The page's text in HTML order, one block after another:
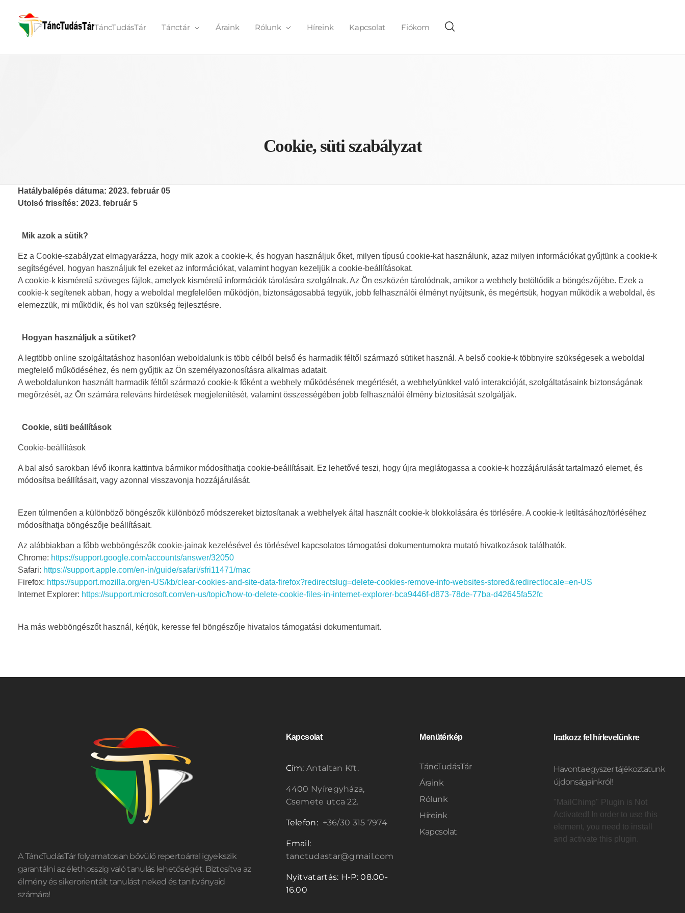
TáncTudásTár Tánctár Áraink Rólunk Híreink Kapcsolat Fiókom
Cookie, süti szabályzat
Hatálybalépés dátuma: 2023. február 05
Utolsó frissítés: 2023. február 5
Mik azok a sütik?
Ez a Cookie-szabályzat elmagyarázza, hogy mik azok a cookie-k, és hogyan használjuk őket, milyen típusú cookie-kat használunk, azaz milyen információkat gyűjtünk a cookie-k
segítségével, hogyan használjuk fel ezeket az információkat, valamint hogyan kezeljük a cookie-beállításokat.
A cookie-k kisméretű szöveges fájlok, amelyek kisméretű információk tárolására szolgálnak. Az Ön eszközén tárolódnak, amikor a webhely betöltődik a böngészőjébe. Ezek a
cookie-k segítenek abban, hogy a weboldal megfelelően működjön, biztonságosabbá tegyük, jobb felhasználói élményt nyújtsunk, és megértsük, hogyan működik a weboldal, és
elemezzük, mi működik, és hol van szükség fejlesztésre.
Hogyan használjuk a sütiket?
A legtöbb online szolgáltatáshoz hasonlóan weboldalunk is több célból belső és harmadik féltől származó sütiket használ. A belső cookie-k többnyire szükségesek a weboldal
megfelelő működéséhez, és nem gyűjtik az Ön személyazonosításra alkalmas adatait.
A weboldalunkon használt harmadik féltől származó cookie-k főként a webhely működésének megértését, a webhelyünkkel való interakcióját, szolgáltatásaink biztonságának
megőrzését, az Ön számára releváns hirdetések megjelenítését, valamint összességében jobb felhasználói élmény biztosítását szolgálják.
Cookie, süti beállítások
Cookie-beállítások
A bal alsó sarokban lévő ikonra kattintva bármikor módosíthatja cookie-beállításait. Ez lehetővé teszi, hogy újra meglátogassa a cookie-k hozzájárulását tartalmazó elemet, és
módosítsa beállításait, vagy azonnal visszavonja hozzájárulását.
Ezen túlmenően a különböző böngészők különböző módszereket biztosítanak a webhelyek által használt cookie-k blokkolására és törlésére. A cookie-k letiltásához/törléséhez
módosíthatja böngészője beállításait.
Az alábbiakban a főbb webböngészők cookie-jainak kezelésével és törlésével kapcsolatos támogatási dokumentumokra mutató hivatkozások találhatók.
Chrome: https://support.google.com/accounts/answer/32050
Safari: https://support.apple.com/en-in/guide/safari/sfri11471/mac
Firefox: https://support.mozilla.org/en-US/kb/clear-cookies-and-site-data-firefox?redirectslug=delete-cookies-remove-info-websites-stored&redirectlocale=en-US
Internet Explorer: https://support.microsoft.com/en-us/topic/how-to-delete-cookie-files-in-internet-explorer-bca9446f-d873-78de-77ba-d42645fa52fc
Ha más webböngészőt használ, kérjük, keresse fel böngészője hivatalos támogatási dokumentumait.
A TáncTudásTár folyamatosan bővülő repertoárral igyekszik
garantálni az élethosszig való tanulás lehetőségét. Biztosítva az
élmény és sikerorientált tanulást neked és tanítványaid
számára!
Kapcsolat
Cím: Antaltan Kft.
4400 Nyíregyháza,
Csemete utca 22.
Telefon: +36/30 315 7974
Email:
tanctudastar@gmail.com
Nyitvatartás: H-P: 08.00-
16.00
Menütérkép
TáncTudásTár
Áraink
Rólunk
Híreink
Kapcsolat
Iratkozz fel hírlevelünkre
Havonta egyszer tájékoztatunk
újdonságainkról!
"MailChimp" Plugin is Not
Activated! In order to use this
element, you need to install
and activate this plugin.